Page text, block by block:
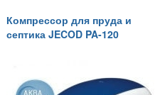
Компрессор для пруда и
септика JECOD PA-120